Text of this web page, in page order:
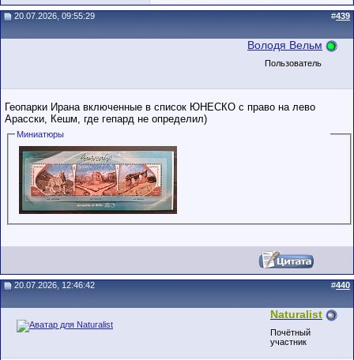
20.07.2026, 09:55:29 #439
Володя Вельм
Пользователь
Геопарки Ирана включенные в список ЮНЕСКО с право на лево
Арасски, Кешм, где гепард не определил)
Миниатюры
20.07.2026, 12:46:42 #440
Naturalist
Почётный
участник